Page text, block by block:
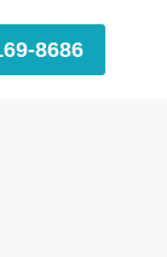
8686